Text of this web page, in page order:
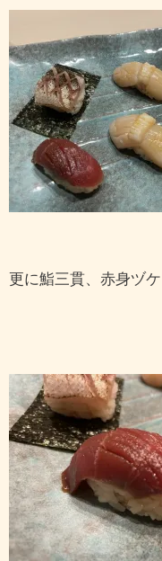
更に鮨三貫、赤身ヅ